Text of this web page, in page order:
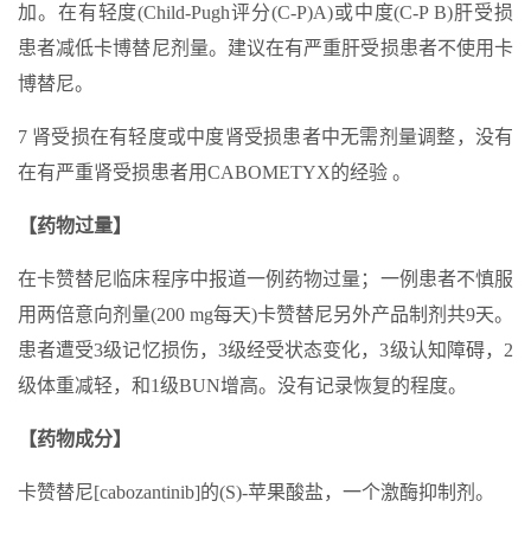
加。在有轻度(Child-Pugh评分(C-P)A)或中度(C-P B)肝受损
患者减低卡博替尼剂量。建议在有严重肝受损患者不使用卡
博替尼。
7 肾受损在有轻度或中度肾受损患者中无需剂量调整，没有
在有严重肾受损患者用CABOMETYX的经验 。
【药物过量】
在卡赞替尼临床程序中报道一例药物过量；一例患者不慎服
用两倍意向剂量(200 mg每天)卡赞替尼另外产品制剂共9天。
患者遭受3级记忆损伤，3级经受状态变化，3级认知障碍，2
级体重减轻，和1级BUN增高。没有记录恢复的程度。
【药物成分】
卡赞替尼[cabozantinib]的(S)-苹果酸盐，一个激酶抑制剂。